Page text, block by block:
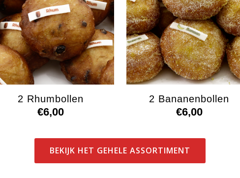
2 Rhumbollen
€6,00
2 Bananenbollen
€6,00
BEKIJK HET GEHELE ASSORTIMENT